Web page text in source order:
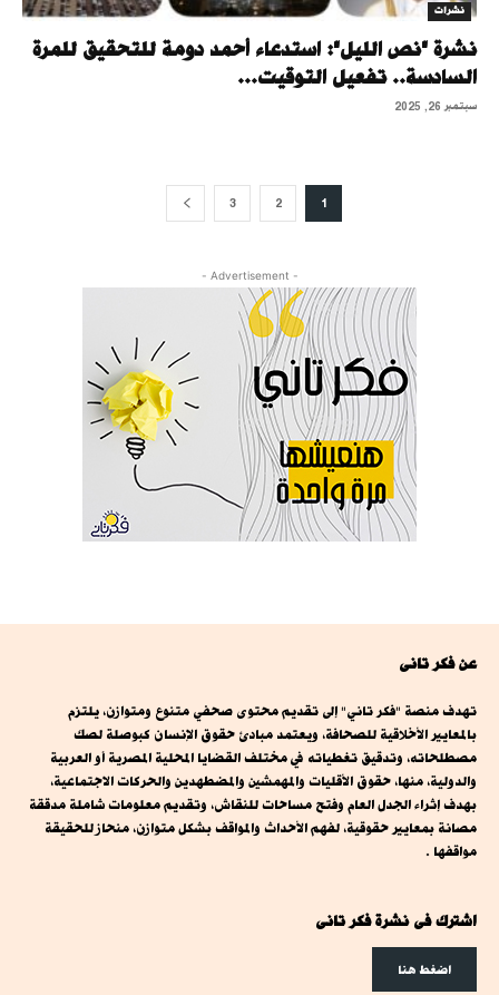
نشرات
نشرة "نص الليل": استدعاء أحمد دومة للتحقيق للمرة
السادسة.. تفعيل التوقيت...
سبتمبر 26, 2025
1
2
3
- Advertisement -
عن فكر تانى
تهدف منصة "فكر تاني" إلى تقديم محتوى صحفي متنوع ومتوازن، يلتزم
بالمعايير الأخلاقية للصحافة، ويعتمد مبادئ حقوق الإنسان كبوصلة لصك
مصطلحاته، وتدقيق تغطياته في مختلف القضايا المحلية المصرية أو العربية
والدولية، منها، حقوق الأقليات والمهمشين والمضطهدين والحركات الاجتماعية،
بهدف إثراء الجدل العام وفتح مساحات للنقاش، وتقديم معلومات شاملة مدققة
مصانة بمعايير حقوقية، لفهم الأحداث والمواقف بشكل متوازن، منحاز للحقيقة
مواقفها .
اشترك فى نشرة فكر تانى
اضغط هنا